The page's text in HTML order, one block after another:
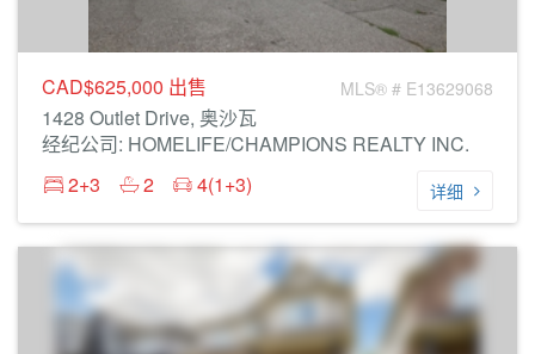
CAD$625,000 出售 MLS® # E13629068
1428 Outlet Drive, 奥沙瓦
经纪公司: HOMELIFE/CHAMPIONS REALTY INC.
2+3
2 4(1+3) 详细